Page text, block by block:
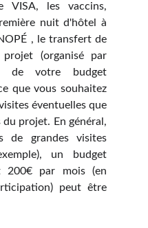
VISA, les vaccins,
nuit d'hôtel à
, le transfert de
(organisé par
de votre budget
que vous souhaitez
éventuelles que
projet. En général,
de grandes visites
un budget
200€ par mois (en
peut être